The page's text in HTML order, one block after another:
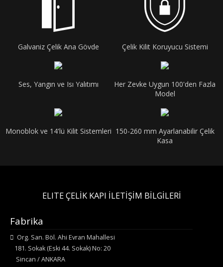
Galvaniz Çelik Ana Gövde Çelik Kilit Koruyucu Sistemi
Ses, Yangın ve Isı Yalıtımı
Her Zevke Uygun 100'den Fazla
Model
Monoblok ve 14'lü Kilit Sistemleri 150-260 mm Ayarlanabilir Çelik
Kasa
ELITE ÇELİK KAPI İLETİŞİM BİLGİLERİ
Fabrika
Org. San. Böl. Ahi Evran Mahallesi
181. Sokak (Eski 44. Sokak) No: 20
Sincan / ANKARA